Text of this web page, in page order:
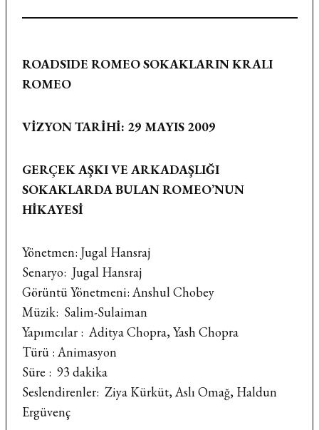
ROADSIDE ROMEO SOKAKLARIN KRALI
ROMEO
VİZYON TARİHİ: 29 MAYIS 2009
GERÇEK AŞKI VE ARKADAŞLIĞI
SOKAKLARDA BULAN ROMEO’NUN
HİKAYESİ
Yönetmen: Jugal Hansraj
Senaryo: Jugal Hansraj
Görüntü Yönetmeni: Anshul Chobey
Müzik: Salim-Sulaiman
Yapımcılar : Aditya Chopra, Yash Chopra
Türü : Animasyon
Süre : 93 dakika
Seslendirenler: Ziya Kürküt, Aslı Omağ, Haldun
Ergüvenç